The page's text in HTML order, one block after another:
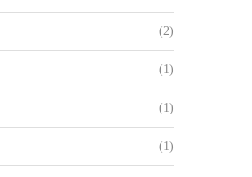
(2)
(1)
(1)
(1)